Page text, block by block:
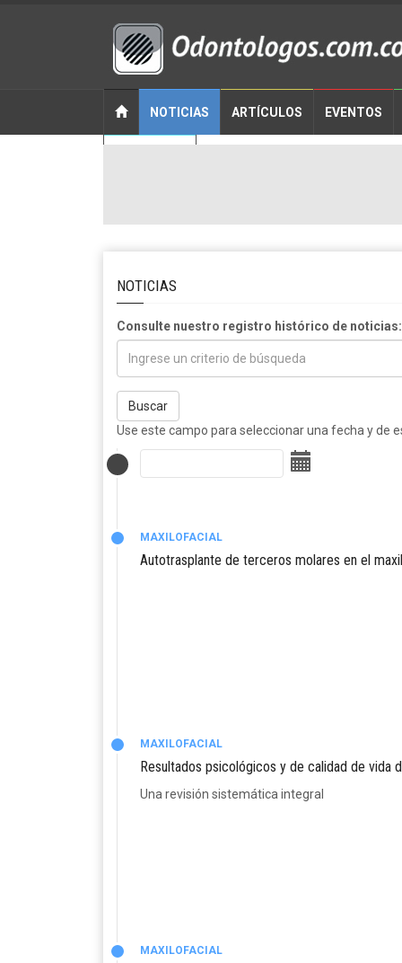
NOTICIAS ARTÍCULOS EVENTOS
NOTICIAS
Consulte nuestro registro histórico de noticias:
Buscar
Use este campo para seleccionar una fecha y de
MAXILOFACIAL
Autotrasplante de terceros molares en el
MAXILOFACIAL
Resultados psicológicos y de calidad de vida
Una revisión sistemática integral
MAXILOFACIAL